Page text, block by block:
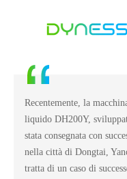
Recentemente, la
liquido DH200Y,
stata consegnata con
nella città di Dongtai,
tratta di un caso di